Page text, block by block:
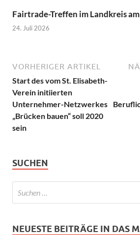
Fairtrade-Treffen im Landkreis
24. Juli 2026
VORHERIGER ARTIKEL
Start des vom St. Elisabeth-
Verein initiierten
Unternehmer-Netzwerkes
„Brücken bauen“ soll 2020
sein
SUCHEN
NEUESTE BEITRÄGE IN DAS